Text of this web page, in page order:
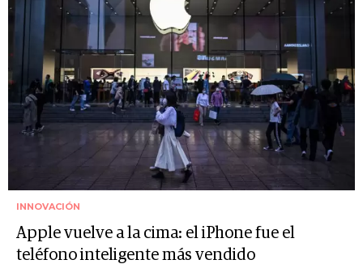
INNOVACIÓN
Apple vuelve a la cima: el iPhone fue el
teléfono inteligente más vendido